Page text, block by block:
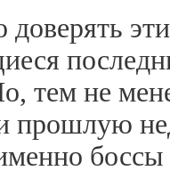
тем не
прошлую
боссы